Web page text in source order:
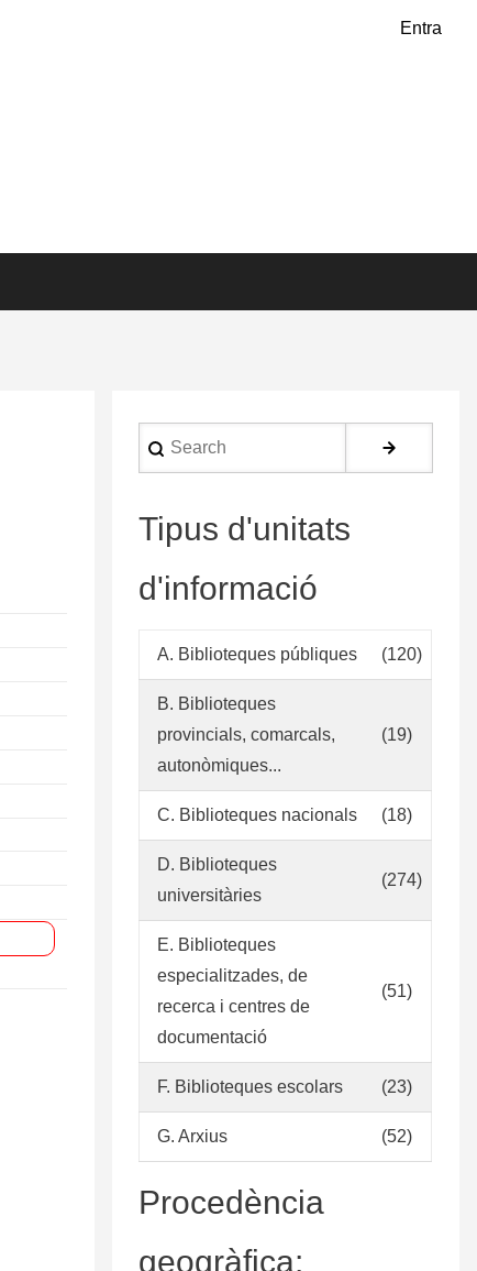
Entra
Search
Tipus d'unitats
d'informació
A. Biblioteques públiques (120)
B. Biblioteques
provincials, comarcals,
autonòmiques...
(19)
C. Biblioteques nacionals (18)
D. Biblioteques
universitàries
(274)
E. Biblioteques
especialitzades, de
recerca i centres de
documentació
(51)
F. Biblioteques escolars (23)
G. Arxius (52)
Procedència
geogràfica: